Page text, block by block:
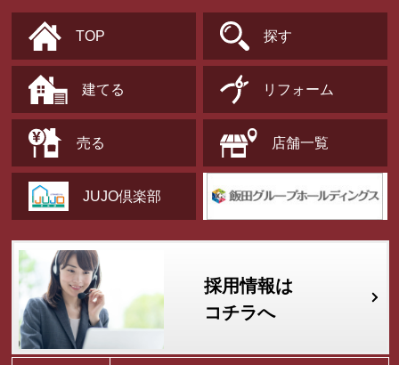
TOP 探す
建てる リフォーム
売る 店舗一覧
JUJO倶楽部
採用情報は
コチラへ